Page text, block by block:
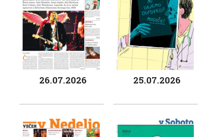
26.07.2026 25.07.2026